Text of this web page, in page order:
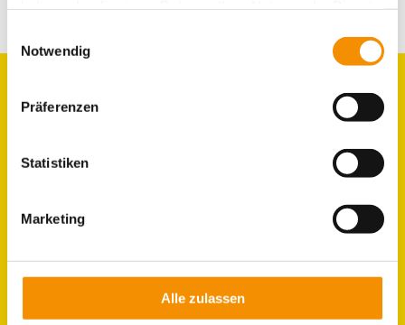
Notwendig
Präferenzen
Statistiken
Marketing
Alle zulassen
LOCATION &
DIRECTIONS